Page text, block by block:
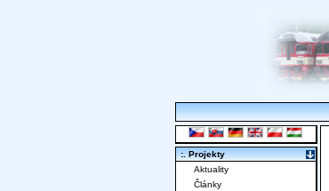
:. Projekty
Aktuality
Články